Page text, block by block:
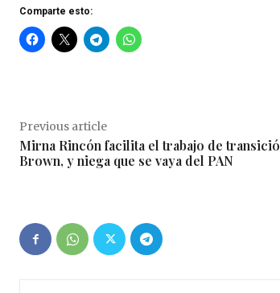
Comparte esto:
Previous article
Mirna Rincón facilita el trabajo de
Brown, y niega que se vaya del PAN